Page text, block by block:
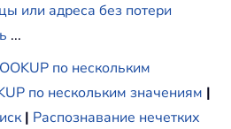
или адреса без потери
...
по нескольким
по нескольким значениям |
| Распознавание нечетких